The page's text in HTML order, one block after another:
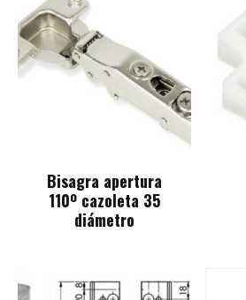
Bisagra apertura
110º cazoleta 35
diámetro